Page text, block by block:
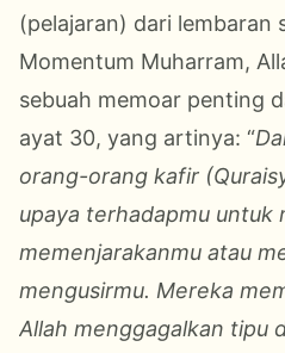
(pelajaran) dari lembaran
Momentum Muharram,
sebuah memoar penting
ayat 30, yang artinya: “
orang-orang kafir
upaya terhadapmu untuk
memenjarakanmu atau
mengusirmu. Mereka
Allah menggagalkan tipu